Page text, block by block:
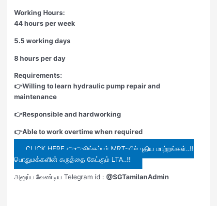
Working Hours:
44 hours per week
5.5 working days
8 hours per day
Requirements:
👉Willing to learn hydraulic pump repair and
maintenance
👉Responsible and hardworking
👉Able to work overtime when required
CLICK HERE 👉👉சிங்கப்பூர் MRT-யில் புதிய மாற்றங்கள்..!!
பொதுமக்களின் கருத்தை கேட்கும் LTA..!!
அனுப்ப வேண்டிய Telegram id :@SGTamilanAdmin